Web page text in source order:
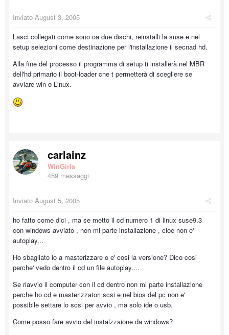
Inviato August 3, 2005
Lasci collegati come sono oa due dischi, reinstalli la suse e nel
setup selezioni come destinazione per l'installazione il secnad hd.
Alla fine del processo il programma di setup ti installerà nel MBR
dell'hd primario il boot-loader che t permetterà di scegliere se
avviare win o Linux.
carlainz
WinGirls
459 messaggi
Inviato August 5, 2005
ho fatto come dici , ma se metto il cd numero 1 di linux suse9.3
con windows avviato , non mi parte installazione , cioe non e'
autoplay...
Ho sbagliato io a masterizzare o e' cosi la versione? Dico cosi
perche' vedo dentro il cd un file autoplay....
Se riavvio il computer con il cd dentro non mi parte installazione
perche ho cd e masterizzatori scsi e nel bios del pc non e'
possibile settare lo scsi per avvio , ma solo ide o usb.
Come posso fare avvio del instalzzaione da windows?